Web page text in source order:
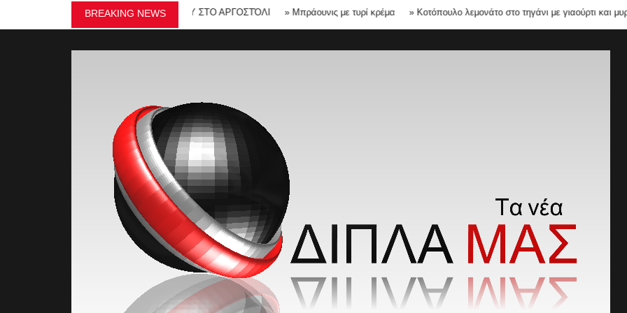
BREAKING NEWS
ΡΟΔΟΠΗ ΤΟΥ ΚΩΣΤΑ ΕΥΑΓΓΕΛΑΤΟΥ ΣΤΟ ΑΡΓΟΣΤΌΛΙ »Μπράουνις με τυρί κρέμα »Κοτόπουλο λεμονάτο στο τηγάνι με γιαούρτι και μυρωδικά